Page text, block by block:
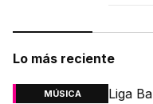
Lo más reciente
MÚSICA
Liga